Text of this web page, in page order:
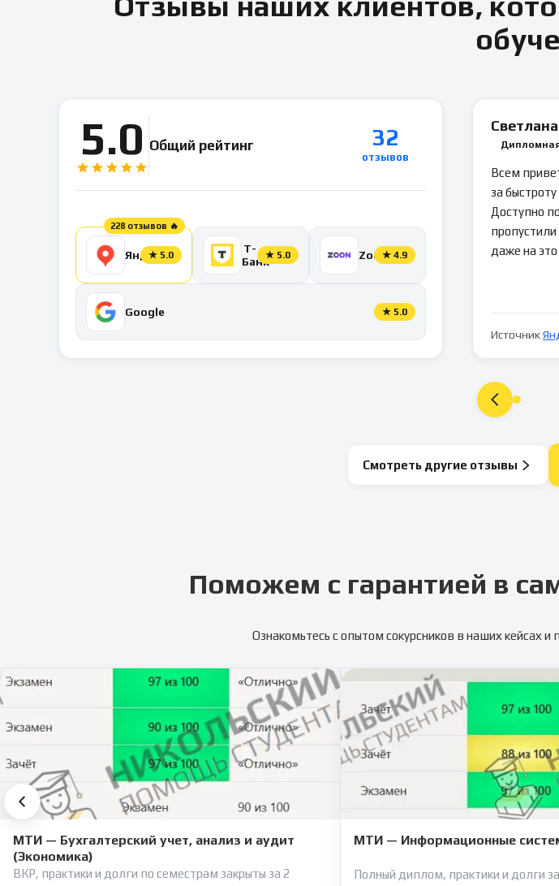
5.0 Общий рейтинг 32
отзывов
228 отзывов 🔥
Яндекс
★ 5.0
Т-
Банк★ 5.0 Zoon★4.9
Google ★ 5.0
Светлана
Всем
за
Доступно
даже на
Источник
Смотреть другие отзывы
Поможем с гарантией в
Ознакомьтесь с опытом сокурсников в наших кейсах
МТИ — Бухгалтерский учет, анализ и аудит
(Экономика)
ВКР, практики и долги по семестрам закрыты за 2
МТИ — Информационные
Полный диплом, практики и долги